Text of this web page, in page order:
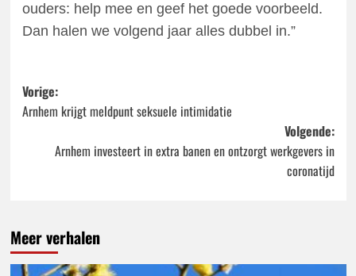
ouders: help mee en geef het goede voorbeeld.
Dan halen we volgend jaar alles dubbel in.”
Bericht
navigatie
Vorige:
Arnhem krijgt meldpunt seksuele intimidatie
Volgende:
Arnhem investeert in extra banen en ontzorgt werkgevers in
coronatijd
Meer verhalen